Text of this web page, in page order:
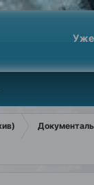
Уже